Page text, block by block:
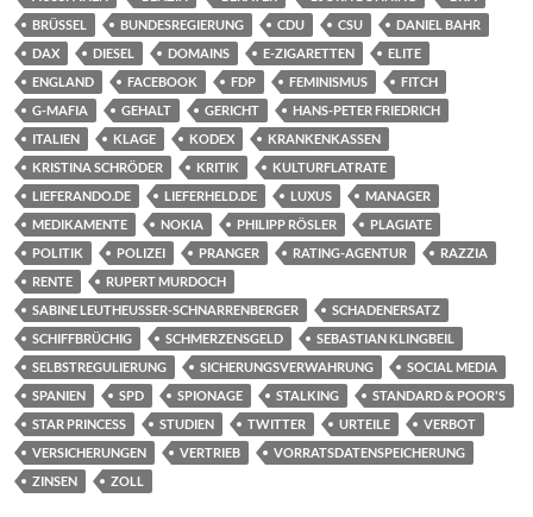
BRÜSSEL
BUNDESREGIERUNG CDU CSU
DANIEL BAHR
DAX
DIESEL DOMAINS E-ZIGARETTEN
ELITE
ENGLAND
FACEBOOK FDP FEMINISMUS
FITCH
G-MAFIA
GEHALT GERICHT
HANS-PETER FRIEDRICH
ITALIEN
KLAGE KODEX
KRANKENKASSEN
KRISTINA SCHRÖDER
KRITIK
KULTURFLATRATE
LIEFERANDO.DE
LIEFERHELD.DE LUXUS
MANAGER
MEDIKAMENTE
NOKIA PHILIPP RÖSLER
PLAGIATE
POLITIK
POLIZEI PRANGER RATING-AGENTUR
RAZZIA
RENTE
RUPERT MURDOCH
SABINE LEUTHEUSSER-SCHNARRENBERGER
SCHADENERSATZ
SCHIFFBRÜCHIG
SCHMERZENSGELD
SEBASTIAN KLINGBEIL
SELBSTREGULIERUNG
SICHERUNGSVERWAHRUNG
SOCIAL MEDIA
SPANIEN
SPD SPIONAGE STALKING
STANDARD & POOR'S
STAR PRINCESS
STUDIEN TWITTER URTEILE
VERBOT
VERSICHERUNGEN
VERTRIEB
VORRATSDATENSPEICHERUNG
ZINSEN
ZOLL